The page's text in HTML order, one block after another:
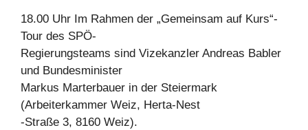
18.00 Uhr Im Rahmen der „Gemeinsam auf Kurs“-
Tour des SPÖ-
Regierungsteams sind Vizekanzler Andreas Babler
und Bundesminister
Markus Marterbauer in der Steiermark
(Arbeiterkammer Weiz, Herta-Nest
-Straße 3, 8160 Weiz).